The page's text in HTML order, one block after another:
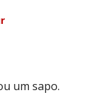
um sapo.